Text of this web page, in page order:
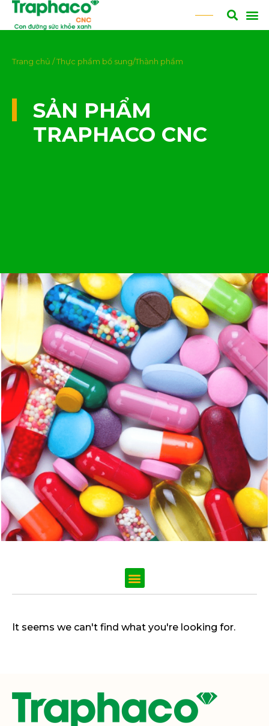
Trang chủ /Thực phẩm bổ sung/Thành phẩm
SẢN PHẨM
TRAPHACO CNC
It seems we can't find what you're looking for.